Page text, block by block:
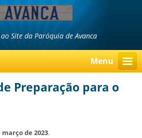
Site da Paróquia de Avanca
Menu
Preparação para o
março de 2023.